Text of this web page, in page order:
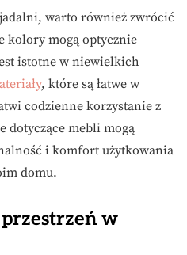
warto również zwrócić
kolory mogą optycznie
istotne w niewielkich
, które są łatwe w
codzienne korzystanie z
dotyczące mebli mogą
i komfort użytkowania
domu.
w